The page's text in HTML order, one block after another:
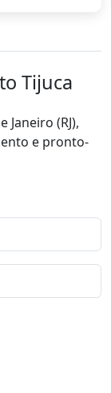
Tijuca
Janeiro (RJ),
e pronto-